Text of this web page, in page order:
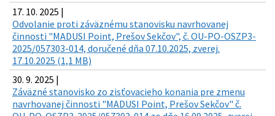
17. 10. 2025 |
Odvolanie proti záväznému stanovisku navrhovanej
činnosti "MADUSI Point, Prešov Sekčov", č. OU-PO-OSZP3-
2025/057303-014, doručené dňa 07.10.2025, zverej.
17.10.2025 (1,1 MB)
30. 9. 2025 |
Záväzné stanovisko zo zisťovacieho konania pre zmenu
navrhovanej činnosti "MADUSI Point, Prešov Sekčov" č.